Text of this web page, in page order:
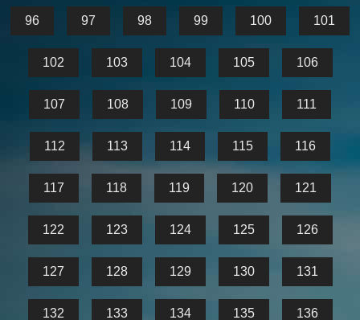
96 97 98 99 100 101
102 103 104 105 106
107 108 109 110 111
112 113 114 115 116
117 118 119 120 121
122 123 124 125 126
127 128 129 130 131
132 133 134 135 136